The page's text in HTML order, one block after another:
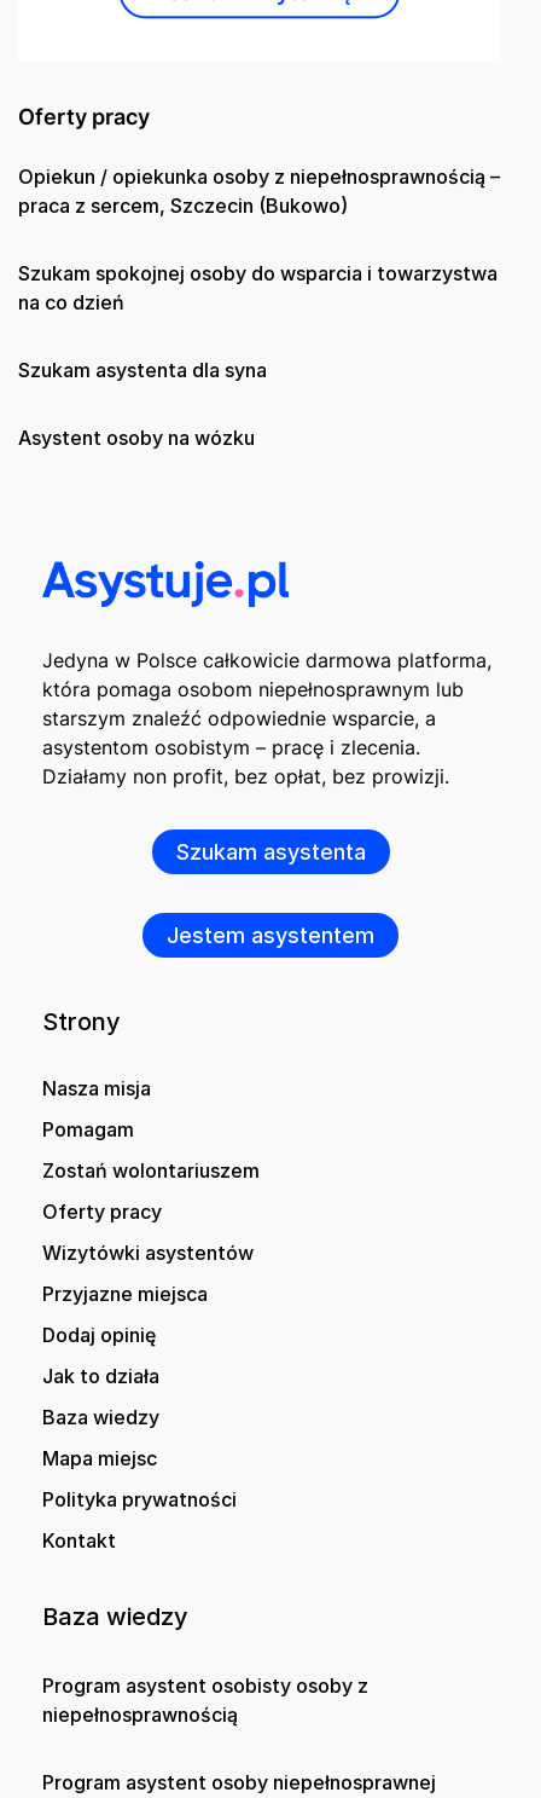
Oferty pracy
Opiekun / opiekunka osoby z niepełnosprawnością –
praca z sercem, Szczecin (Bukowo)
Szukam spokojnej osoby do wsparcia i towarzystwa
na co dzień
Szukam asystenta dla syna
Asystent osoby na wózku
Jedyna w Polsce całkowicie darmowa platforma,
która pomaga osobom niepełnosprawnym lub
starszym znaleźć odpowiednie wsparcie, a
asystentom osobistym – pracę i zlecenia.
Działamy non profit, bez opłat, bez prowizji.
Szukam asystenta
Jestem asystentem
Strony
Nasza misja
Pomagam
Zostań wolontariuszem
Oferty pracy
Wizytówki asystentów
Przyjazne miejsca
Dodaj opinię
Jak to działa
Baza wiedzy
Mapa miejsc
Polityka prywatności
Kontakt
Baza wiedzy
Program asystent osobisty osoby z
niepełnosprawnością
Program asystent osoby niepełnosprawnej